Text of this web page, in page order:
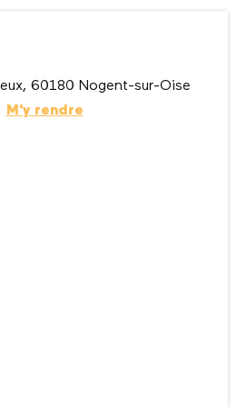
60180 Nogent-sur-Oise
M'y rendre